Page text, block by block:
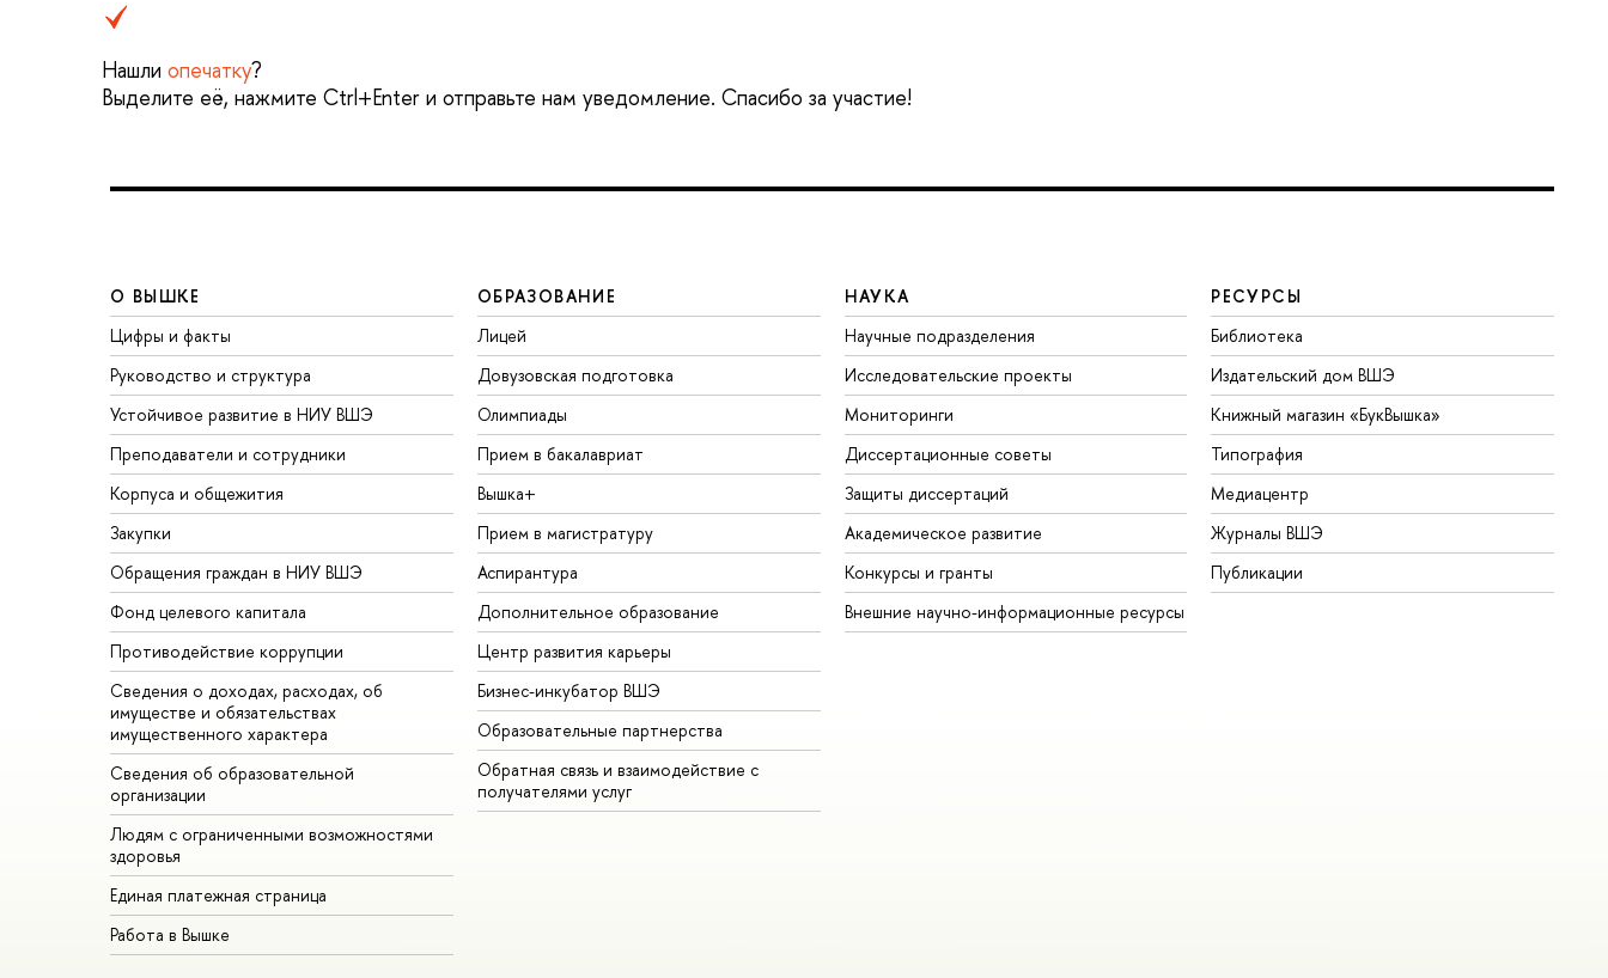
Нашли опечатку?
Выделите её, нажмите Ctrl+Enter и отправьте нам уведомление. Спасибо за участие!
О ВЫШКЕ
Цифры и факты
Руководство и структура
Устойчивое развитие в НИУ ВШЭ
Преподаватели и сотрудники
Корпуса и общежития
Закупки
Обращения граждан в НИУ ВШЭ
Фонд целевого капитала
Противодействие коррупции
Сведения о доходах, расходах, об
имуществе и обязательствах
имущественного характера
Сведения об образовательной
организации
Людям с ограниченными возможностями
здоровья
Единая платежная страница
Работа в Вышке
ОБРАЗОВАНИЕ
Лицей
Довузовская подготовка
Олимпиады
Прием в бакалавриат
Вышка+
Прием в магистратуру
Аспирантура
Дополнительное образование
Центр развития карьеры
Бизнес-инкубатор ВШЭ
Образовательные партнерства
Обратная связь и взаимодействие с
получателями услуг
НАУКА
Научные подразделения
Исследовательские проекты
Мониторинги
Диссертационные советы
Защиты диссертаций
Академическое развитие
Конкурсы и гранты
Внешние научно-информационные ресурсы
РЕСУРСЫ
Библиотека
Издательский дом ВШЭ
Книжный магазин «БукВышка»
Типография
Медиацентр
Журналы ВШЭ
Публикации